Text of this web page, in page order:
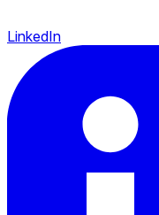
LinkedIn